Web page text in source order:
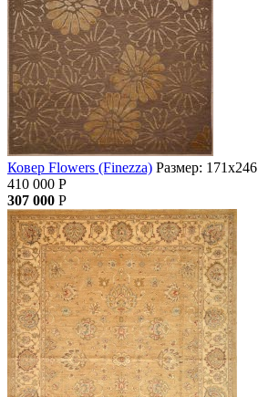
Ковер Flowers (Finezza) Размер: 171х246
410 000 Р
307 000 Р